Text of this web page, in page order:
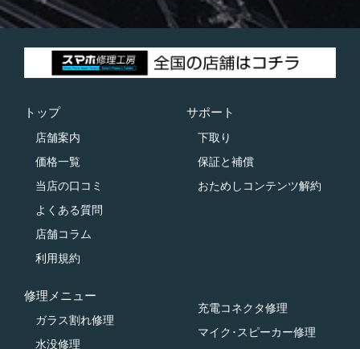
トップ
店舗案内
価格一覧
当店の口コミ
よくある質問
店舗コラム
利用規約
サポート
下取り
保証と補償
おためしコンテンツ解約
修理メニュー
ガラス割れ修理
水没修理
充電コネクタ修理
マイク･スピーカー修理